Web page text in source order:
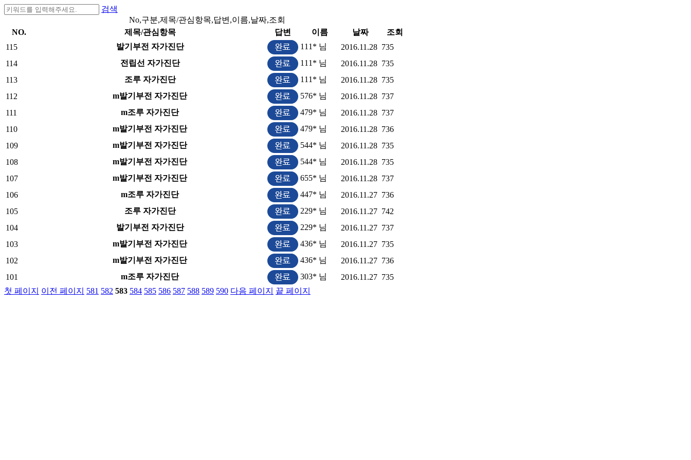
검색
No,구분,제목/관심항목,답변,이름,날짜,조회
NO.
제목/관심항목 답변 이름 날짜
조회
115
발기부전 자가진단 111* 님 2016.11.28 735
114
전립선 자가진단 111* 님 2016.11.28 735
113
조루 자가진단 111* 님 2016.11.28 735
112
m발기부전 자가진단 576* 님 2016.11.28 737
111
m조루 자가진단 479* 님 2016.11.28 737
110
m발기부전 자가진단 479* 님 2016.11.28 736
109
m발기부전 자가진단 544* 님 2016.11.28 735
108
m발기부전 자가진단 544* 님 2016.11.28 735
107
m발기부전 자가진단 655* 님 2016.11.28 737
106
m조루 자가진단 447* 님 2016.11.27 736
105
조루 자가진단 229* 님 2016.11.27 742
104
발기부전 자가진단 229* 님 2016.11.27 737
103
m발기부전 자가진단 436* 님 2016.11.27 735
102
m발기부전 자가진단 436* 님 2016.11.27 736
101
m조루 자가진단 303* 님 2016.11.27 735
첫 페이지
이전 페이지 581 582 583 584 585 586 587 588 589 590 다음 페이지 끝 페이지